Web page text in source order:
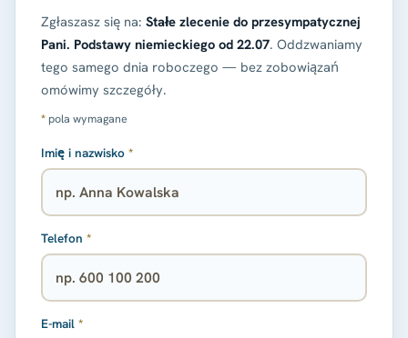
Zgłaszasz się na: Stałe zlecenie do przesympatycznej
Pani. Podstawy niemieckiego od 22.07. Oddzwaniamy
tego samego dnia roboczego — bez zobowiązań
omówimy szczegóły.
* pola wymagane
Imię i nazwisko *
Telefon *
E-mail *